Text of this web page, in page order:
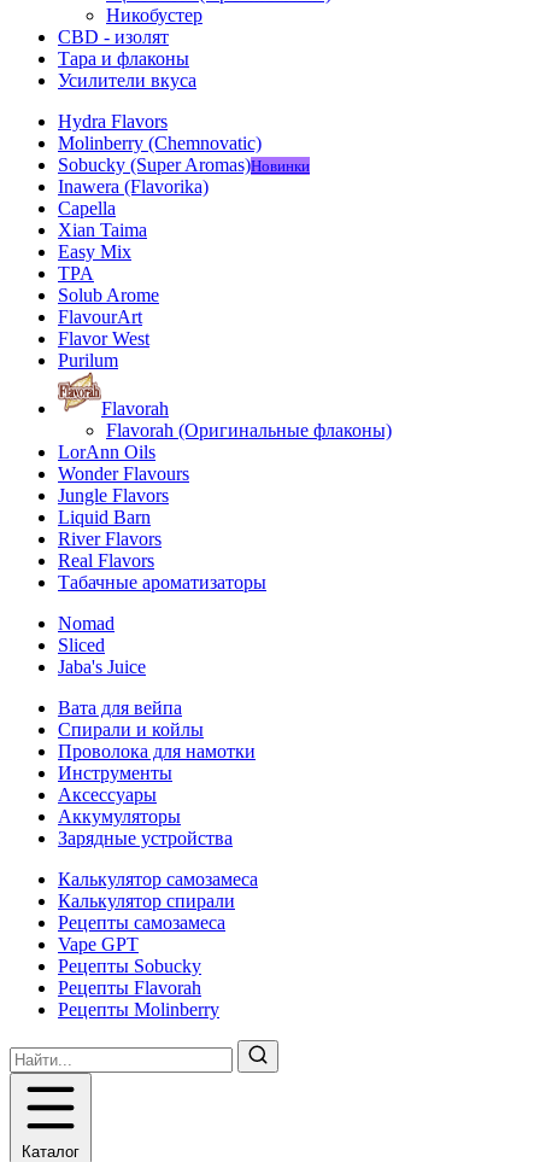
Никобустер
CBD - изолят
Тара и флаконы
Усилители вкуса
Hydra Flavors
Molinberry (Chemnovatic)
Sobucky (Super Aromas)Новинки
Inawera (Flavorika)
Capella
Xian Taima
Easy Mix
TPA
Solub Arome
FlavourArt
Flavor West
Purilum
Flavorah
Flavorah (Оригинальные флаконы)
LorAnn Oils
Wonder Flavours
Jungle Flavors
Liquid Barn
River Flavors
Real Flavors
Табачные ароматизаторы
Nomad
Sliced
Jaba's Juice
Вата для вейпа
Спирали и койлы
Проволока для намотки
Инструменты
Аксесcуары
Аккумуляторы
Зарядные устройства
Калькулятор самозамеса
Калькулятор спирали
Рецепты самозамеса
Vape GPT
Рецепты Sobucky
Рецепты Flavorah
Рецепты Molinberry
Каталог